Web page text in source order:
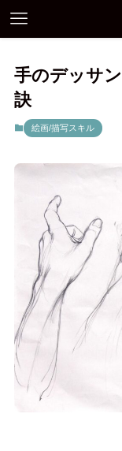
手のデッサ
訣
絵画/描写スキル